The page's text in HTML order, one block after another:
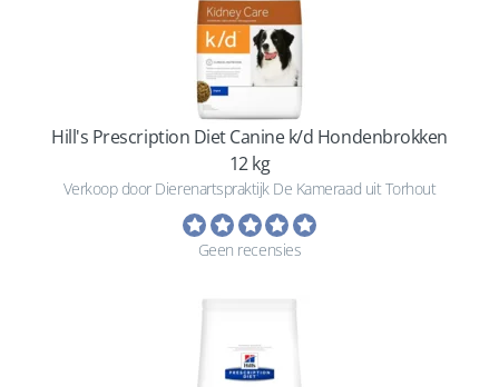
Hill's Prescription Diet Canine k/d Hondenbrokken
12 kg
Verkoop door Dierenartspraktijk De Kameraad uit Torhout
Geen recensies